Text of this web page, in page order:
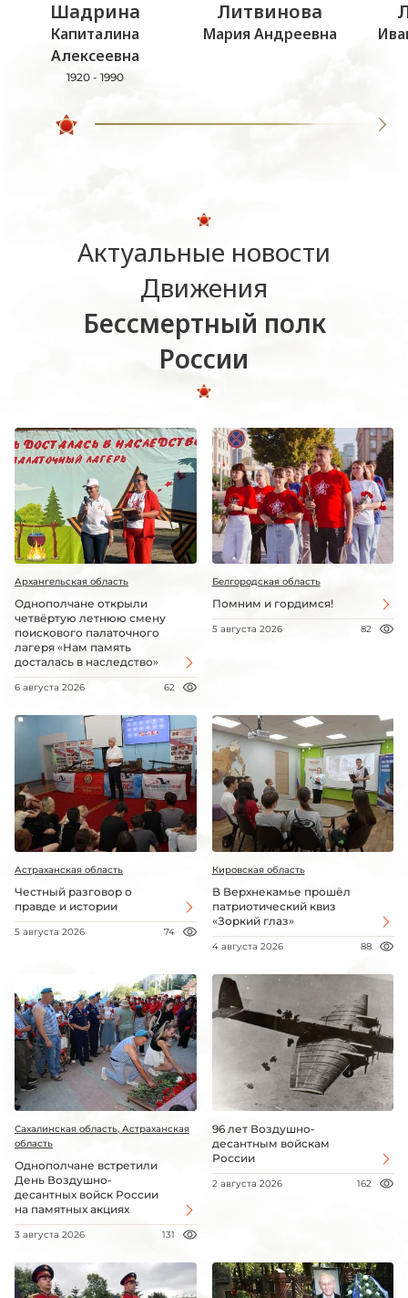
Шадрина
Капиталина
Алексеевна
1920 - 1990
Литвинова
Мария Андреевна
Актуальные новости
Движения
Бессмертный полк
России
Архангельская область
Однополчане открыли
четвёртую летнюю смену
поискового палаточного
лагеря «Нам память
досталась в наследство»
6 августа 2026 62
Белгородская область
Помним и гордимся!
5 августа 2026 82
Астраханская область
Честный разговор о
правде и истории
5 августа 2026 74
Кировская область
В Верхнекамье прошёл
патриотический квиз
«Зоркий глаз»
4 августа 2026 88
Сахалинская область, Астраханская
область
Однополчане встретили
День Воздушно-
десантных войск России
на памятных акциях
3 августа 2026 131
96 лет Воздушно-
десантным войскам
России
2 августа 2026 162